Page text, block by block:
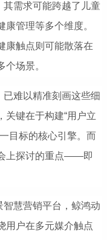
需求可能跨越了儿童
管理等多个维度。
康触点则可能散落在
场景。
难以精准刻画这些细
关键在于构建“用户立
目标的核心引擎。而
上探讨的重点——即
慧营销平台，鲸鸿动
用户在多元媒介触点